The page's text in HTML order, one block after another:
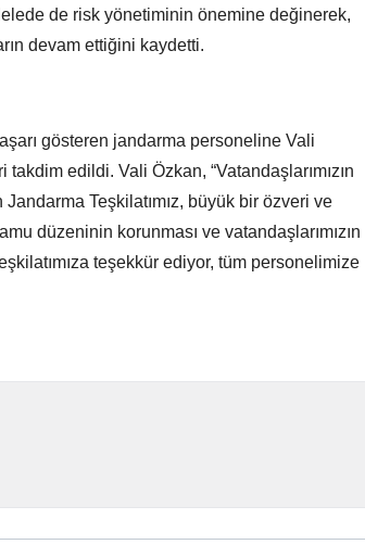
de risk yönetiminin önemine değinerek,
devam ettiğini kaydetti.
gösteren jandarma personeline Vali
edildi. Vali Özkan, “Vatandaşlarımızın
Teşkilatımız, büyük bir özveri ve
düzeninin korunması ve vatandaşlarımızın
teşekkür ediyor, tüm personelimize